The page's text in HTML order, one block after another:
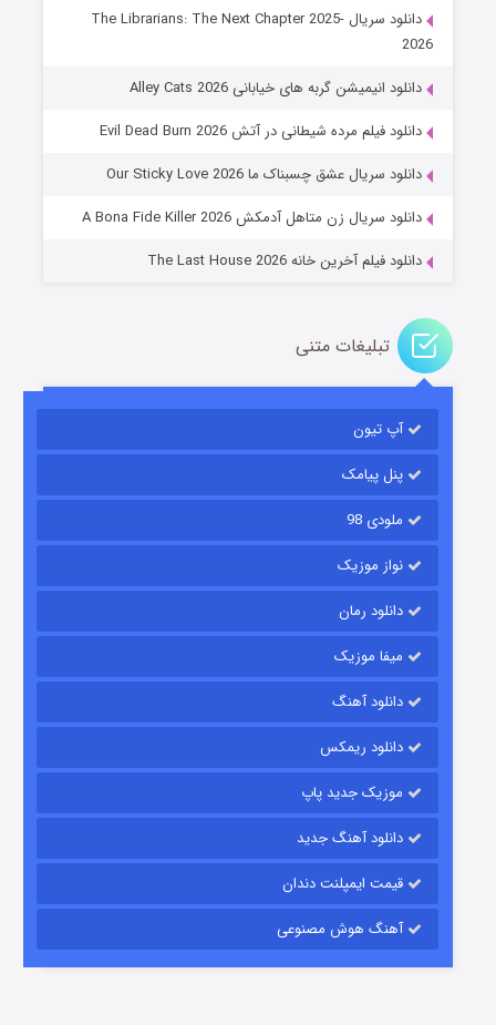
عملیات آپارتمان
قسمت۲ (زیرنویس) منتشر شد
مردگان متحرک: شهر مرده ۳
قسمت
شوگر فصل ۲
دانلود سریال The Librarians: The Next Chapter 2025-
2026
دانلود انیمیشن گربه های خیابانی Alley Cats 2026
دانلود فیلم مرده شیطانی در آتش Evil Dead Burn 2026
دانلود سریال عشق چسبناک ما Our Sticky Love 2026
دانلود سریال زن متاهل آدمکش A Bona Fide Killer 2026
دانلود فیلم آخرین خانه The Last House 2026
تبلیغات متنی
آپ تیون
پنل پیامک
ملودی 98
نواز موزیک
دانلود رمان
میفا موزیک
دانلود آهنگ
دانلود ریمکس
موزیک جدید پاپ
دانلود آهنگ جدید
قیمت ایمپلنت دندان
آهنگ هوش مصنوعی